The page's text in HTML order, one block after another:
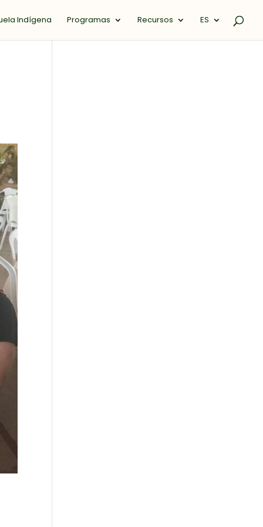
Indígena Programas Recursos ES